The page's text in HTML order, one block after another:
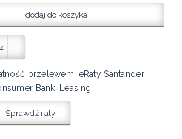
dodaj do koszyka
przelewem, eRaty Santander
Bank, Leasing
Sprawdź raty